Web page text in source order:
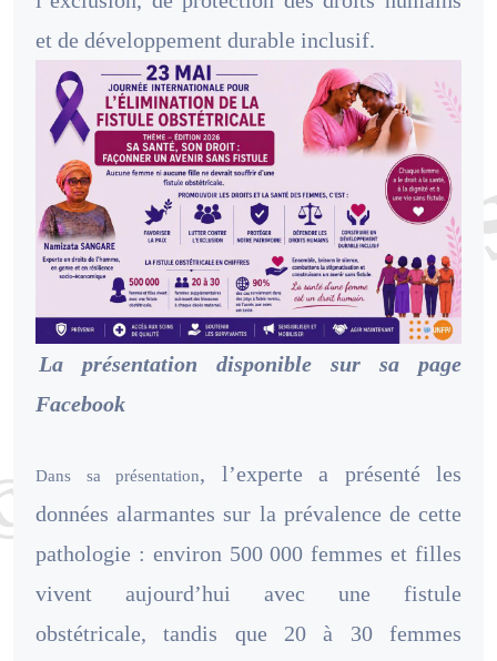
et de développement durable inclusif.
La présentation disponible sur sa page
Facebook
Dans sa présentation, l’experte a présenté les
données alarmantes sur la prévalence de cette
pathologie : environ 500 000 femmes et filles
vivent aujourd’hui avec une fistule
obstétricale, tandis que 20 à 30 femmes